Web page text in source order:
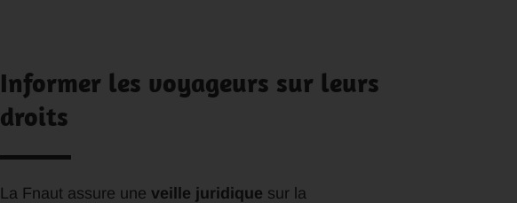
Informer les voyageurs sur leurs
droits
La Fnaut assure une veille juridique sur la